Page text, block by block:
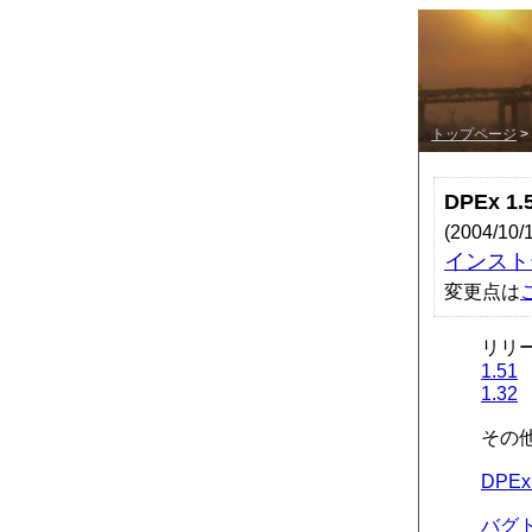
トップページ >
DPEx
(2004/10/
インス
変更点は
リリ
1.51
1.32
その
バグ